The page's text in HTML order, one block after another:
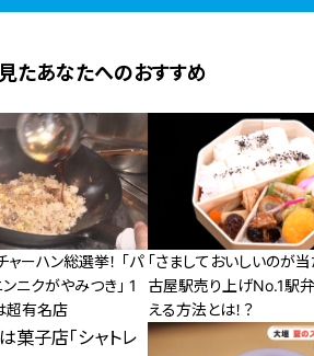
たあなたへのおすすめ
ーハン総選挙！ 「パ
ニクがやみつき」 1
超有名店
「さましておいしいのが当
古屋駅売り上げNo.1駅
える方法とは！？